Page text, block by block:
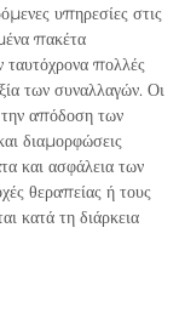
υπηρεσίες στις
πακέτα
πολλές
των συναλλαγών. Οι
την απόδοση των
διαμορφώσεις
και ασφάλεια των
θεραπείας ή τους
κατά τη διάρκεια